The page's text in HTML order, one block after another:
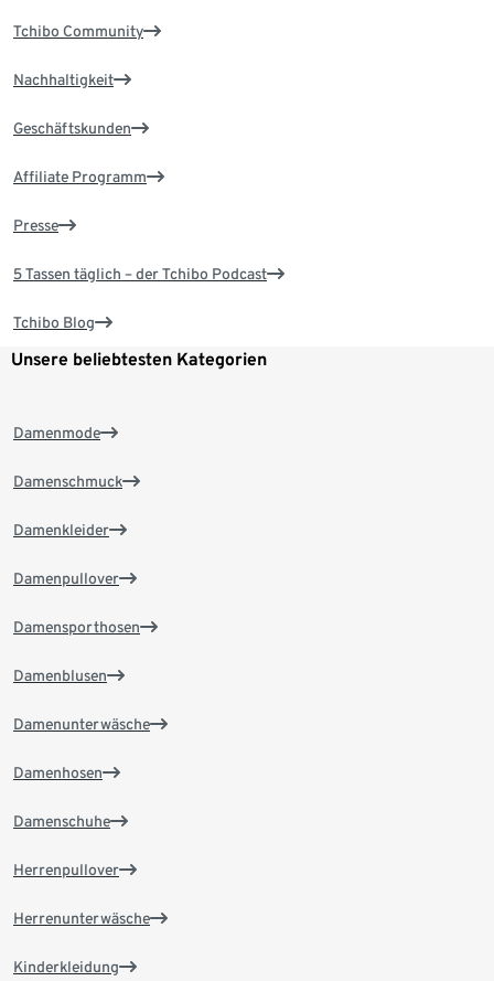
Tchibo Community
Nachhaltigkeit
Geschäftskunden
Affiliate Programm
Presse
5 Tassen täglich – der Tchibo Podcast
Tchibo Blog
Unsere beliebtesten Kategorien
Damenmode
Damenschmuck
Damenkleider
Damenpullover
Damensporthosen
Damenblusen
Damenunterwäsche
Damenhosen
Damenschuhe
Herrenpullover
Herrenunterwäsche
Kinderkleidung